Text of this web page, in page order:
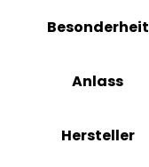
Besonderheit
Anlass
Hersteller